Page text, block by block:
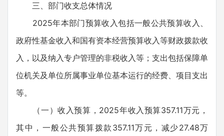
三、部门收支总体情况
2025年本部门预算收入包括一般公共预算收入、
政府性基金收入和国有资本经营预算收入等财政拨款收
入，以及纳入专户管理的非税收入等；支出包括保障单
位机关及单位所属事业单位基本运行的经费、项目支出
等。
（一）收入预算，2025年收入预算357.11万元，
其中，一般公共预算拨款357.11万元，减少27.48万